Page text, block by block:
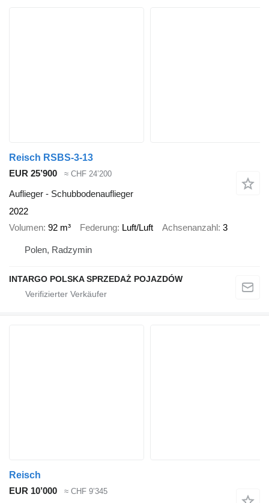
Reisch RSBS-3-13
EUR 25’900
≈ CHF 24’200
Auflieger - Schubbodenauflieger
2022
Volumen 92 m³ Federung Luft/Luft Achsenanzahl 3
Polen, Radzymin
INTARGO POLSKA SPRZEDAŻ POJAZDÓW
Reisch
EUR 10’000
≈ CHF 9’345